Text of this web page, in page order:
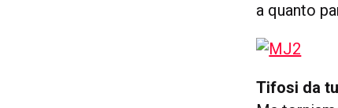
a quanto
Tifosi da